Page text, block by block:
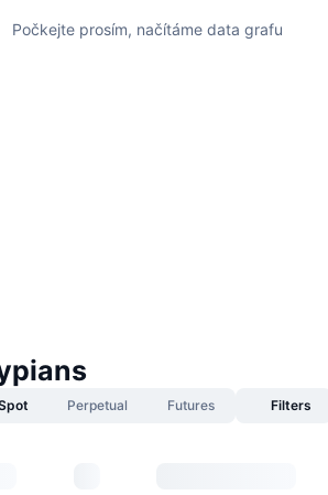
Počkejte prosím, načítáme data grafu
Perpetual Futures Filters